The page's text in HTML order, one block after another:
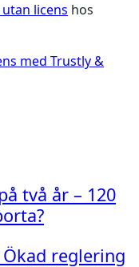
licens hos
med Trustly &
två år – 120
reglering